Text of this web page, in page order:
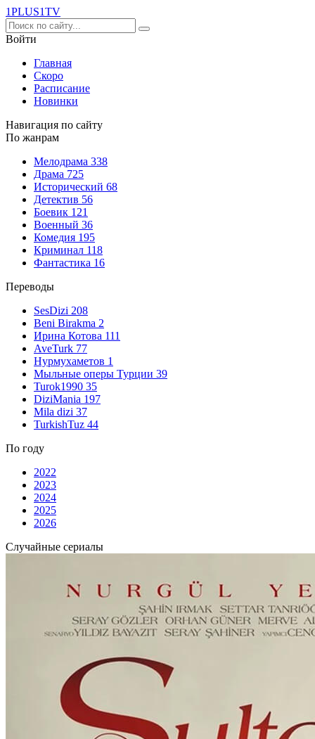
1PLUS1TV
Войти
Главная
Скоро
Расписание
Новинки
Навигация по сайту
По жанрам
Мелодрама 338
Драма 725
Исторический 68
Детектив 56
Боевик 121
Военный 36
Комедия 195
Криминал 118
Фантастика 16
Переводы
SesDizi 208
Beni Birakma 2
Ирина Котова 111
AveTurk 77
Нурмухаметов 1
Мыльные оперы Турции 39
Turok1990 35
DiziMania 197
Mila dizi 37
TurkishTuz 44
По году
2022
2023
2024
2025
2026
Случайные сериалы